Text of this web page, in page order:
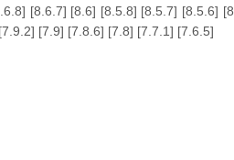
] [8.6.7] [8.6] [8.5.8] [8.5.7] [8.5.6] [
7.9.2] [7.9] [7.8.6] [7.8] [7.7.1] [7.6.5]